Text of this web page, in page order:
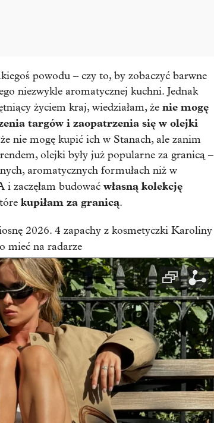
powodu – czy to, by zobaczyć barwne
niezwykle aromatycznej kuchni. Jednak
życiem kraj, wiedziałam, że nie mogę
targów i zaopatrzenia się w olejki
nie mogę kupić ich w Stanach, ale zanim
olejki były już popularne za granicą –
aromatycznych formułach niż w
i zaczęłam budować własną kolekcję
kupiłam za granicą.
2026. 4 zapachy z kosmetyczki Karoliny
mieć na radarze